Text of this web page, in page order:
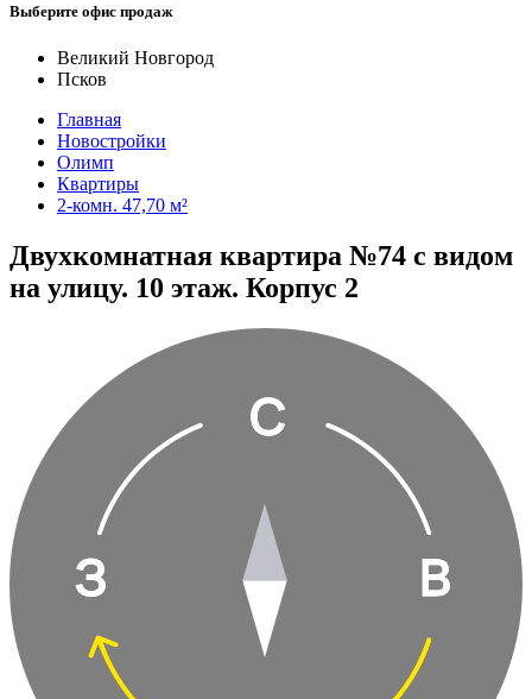
Выберите офис продаж
Великий Новгород
Псков
Главная
Новостройки
Олимп
Квартиры
2-комн. 47,70 м²
Двухкомнатная квартира №74 с видом
на улицу. 10 этаж. Корпус 2